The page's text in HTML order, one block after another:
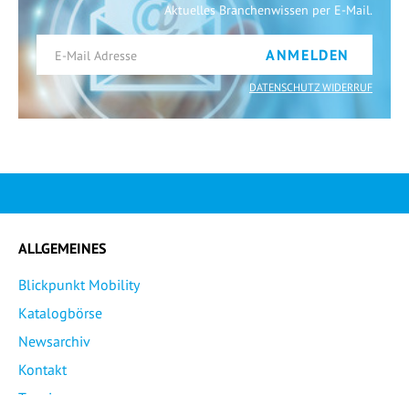
Aktuelles Branchenwissen per E-Mail.
ANMELDEN
DATENSCHUTZ WIDERRUF
ALLGEMEINES
Blickpunkt Mobility
Katalogbörse
Newsarchiv
Kontakt